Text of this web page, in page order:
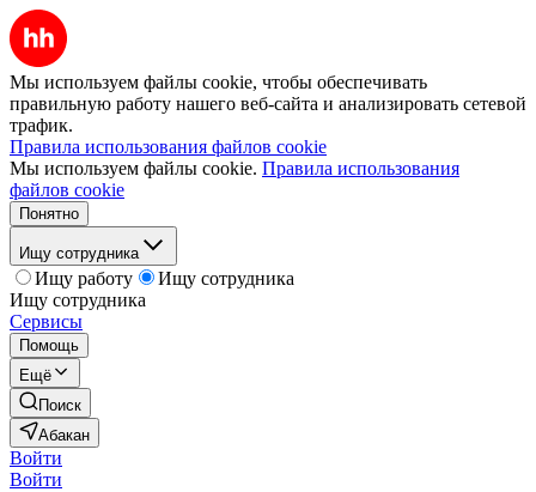
Мы используем файлы cookie, чтобы обеспечивать
правильную работу нашего веб-сайта и анализировать сетевой
трафик.
Правила использования файлов cookie
Мы используем файлы cookie. Правила использования
файлов cookie
Понятно
Ищу сотрудника
Ищу работу
Ищу сотрудника
Ищу сотрудника
Сервисы
Помощь
Ещё
Поиск
Абакан
Войти
Войти